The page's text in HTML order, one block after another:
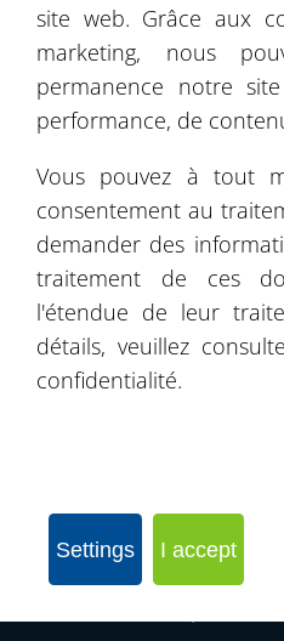
Livre de
Rejoignez notre
site web. Grâce aux
marketing, nous
permanence notre
performance, de
Vous pouvez à tout
consentement au
demander des
traitement de ces
l'étendue de leur
détails, veuillez
confidentialité.
Settings I accept